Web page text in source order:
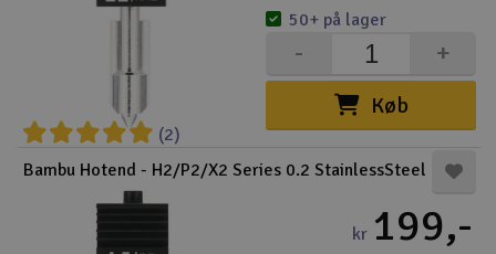
(2)
Køb
+
-
50+ på lager
Bambu Hotend - H2/P2/X2 Series 0.2 StainlessSteel
kr 199,-